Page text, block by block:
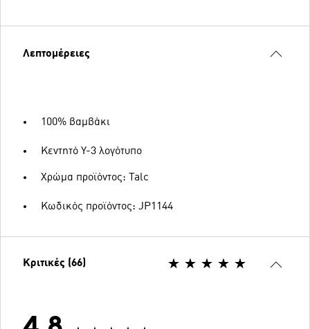
Λεπτομέρειες
100% βαμβάκι
Κεντητό Y-3 λογότυπο
Χρώμα προϊόντος: Talc
Κωδικός προϊόντος: JP1144
Κριτικές (66)